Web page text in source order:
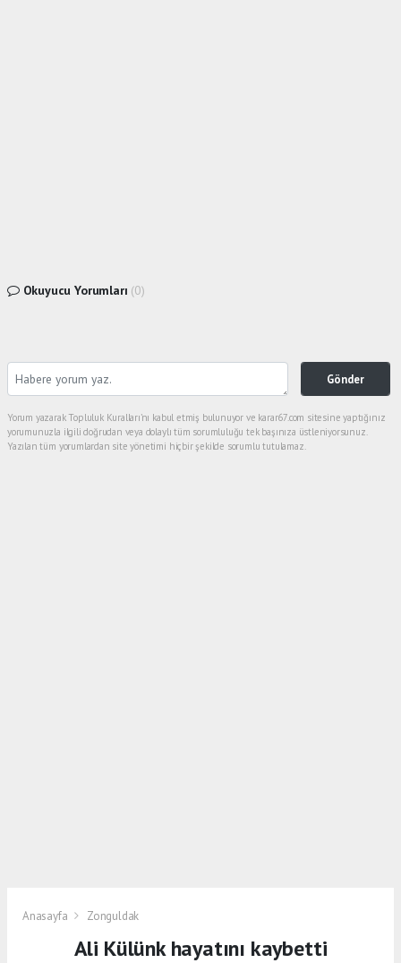
Okuyucu Yorumları (0)
Gönder
Yorum yazarak Topluluk Kuralları’nı kabul etmiş bulunuyor ve karar67.com sitesine yaptığınız
yorumunuzla ilgili doğrudan veya dolaylı tüm sorumluluğu tek başınıza üstleniyorsunuz.
Yazılan tüm yorumlardan site yönetimi hiçbir şekilde sorumlu tutulamaz.
Anasayfa Zonguldak
Ali Külünk hayatını kaybetti